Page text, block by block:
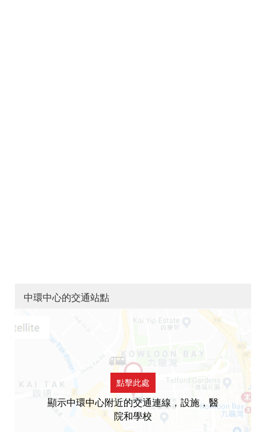
中環中心的交通站點
點擊此處
顯示中環中心附近的交通連線，設施，醫
院和學校